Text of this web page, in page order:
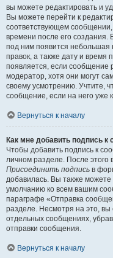
вы можете редактировать и
Вы можете перейти к
соответствующем сообщении,
времени после его создания.
под ним появится небольшая
правок, а также дату и время
появляется, если сообщение
модератор, хотя они могут
своему усмотрению. Учтите,
сообщение, если на него уже
Вернуться к началу
Как мне добавить подпись
Чтобы добавить подпись к
личном разделе. После
Присоединить подпись в
добавилась. Вы также
умолчанию ко всем вашим
параграфе «Отправка
разделе. Несмотря на это,
отдельных сообщениях,
отправки сообщения.
Вернуться к началу